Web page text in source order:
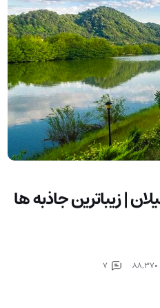
| زیباترین جاذبه ها